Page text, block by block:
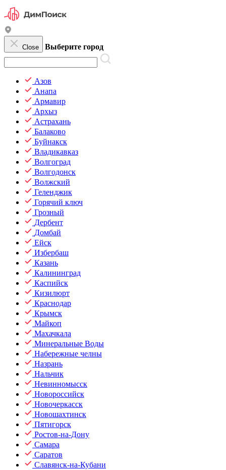
Close Выберите город
Азов
Анапа
Армавир
Архыз
Астрахань
Балаково
Буйнакск
Владикавказ
Волгоград
Волгодонск
Волжский
Геленджик
Горячий ключ
Грозный
Дербент
Домбай
Ейск
Избербаш
Казань
Калининград
Каспийск
Кизилюрт
Краснодар
Крымск
Майкоп
Махачкала
Минеральные Воды
Набережные челны
Назрань
Нальчик
Невинномысск
Новороссийск
Новочеркасск
Новошахтинск
Пятигорск
Ростов-на-Дону
Самара
Саратов
Славянск-на-Кубани